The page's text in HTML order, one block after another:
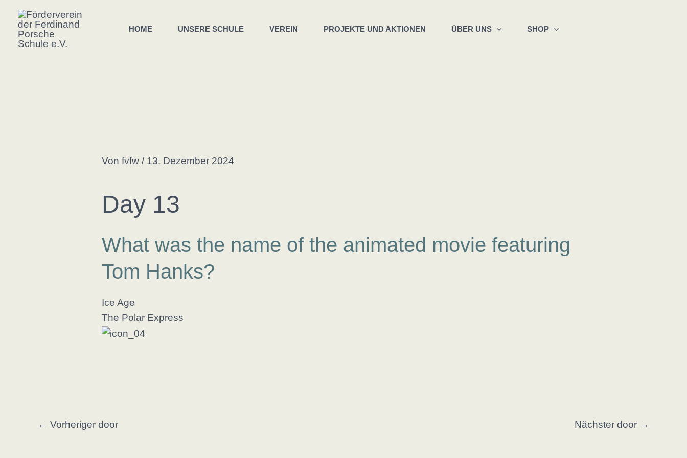
Inhalt
springen
HOME UNSERE SCHULE VEREIN PROJEKTE UND AKTIONEN ÜBER UNS SHOP
Von fvfw / 13. Dezember 2024
Day 13
What was the name of the animated movie featuring
Tom Hanks?
Ice Age
The Polar Express
Post
← Vorheriger door Nächster door →